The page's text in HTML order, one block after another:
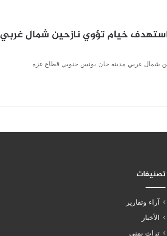
خيام تؤوي نازحين شمال غربي
شمال غربي مدينة خان يونس جنوبي قطاع غزة
تصنيفات
آراء وتقارير
الأخبار
تراث يمني